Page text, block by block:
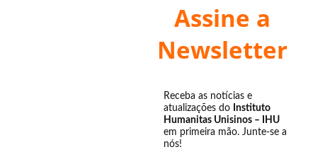
Assine a
Newsletter
Receba as notícias e
atualizações do Instituto
Humanitas Unisinos – IHU
em primeira mão. Junte-se a
nós!